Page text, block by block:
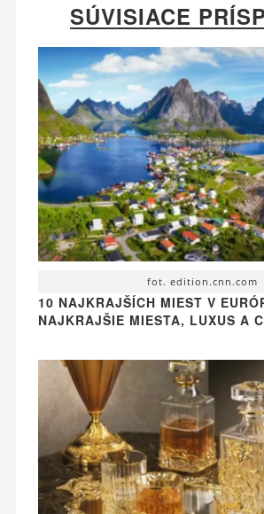
SÚVISIACE
fot. edition.cnn.com
10 NAJKRAJŠÍCH MIEST V
NAJKRAJŠIE MIESTA, LUXUS A